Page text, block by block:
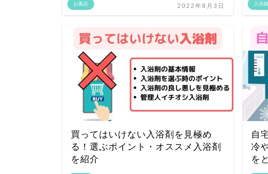
お風呂 2022年8月3日 入浴
買ってはいけない入浴剤を見極め
る！選ぶポイント・オススメ入浴剤
を紹介
自
冷
を